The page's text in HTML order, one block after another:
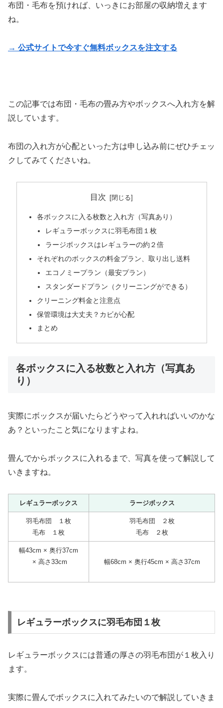
布団・毛布を預ければ、いっきにお部屋の収納増えます
ね。
→ 公式サイトで今すぐ無料ボックスを注文する
この記事では布団・毛布の畳み方やボックスへ入れ方を解
説しています。
布団の入れ方が心配といった方は申し込み前にぜひチェッ
クしてみてくださいね。
目次
各ボックスに入る枚数と入れ方（写真あり）
レギュラーボックスに羽毛布団１枚
ラージボックスはレギュラーの約２倍
それぞれのボックスの料金プラン、取り出し送料
エコノミープラン（最安プラン）
スタンダードプラン（クリーニングができる）
クリーニング料金と注意点
保管環境は大丈夫？カビが心配
まとめ
各ボックスに入る枚数と入れ方（写真あ
り）
実際にボックスが届いたらどうやって入れればいいのかな
あ？といったこと気になりますよね。
畳んでからボックスに入れるまで、写真を使って解説して
いきますね。
レギュラーボックス ラージボックス
羽毛布団 １枚
毛布 １枚
羽毛布団 ２枚
毛布 ２枚
幅43cm × 奥行37cm
× 高さ33cm
幅68cm × 奥行45cm × 高さ37cm
レギュラーボックスに羽毛布団１枚
レギュラーボックスには普通の厚さの羽毛布団が１枚入り
ます。
実際に畳んでボックスに入れてみたいので解説していきま